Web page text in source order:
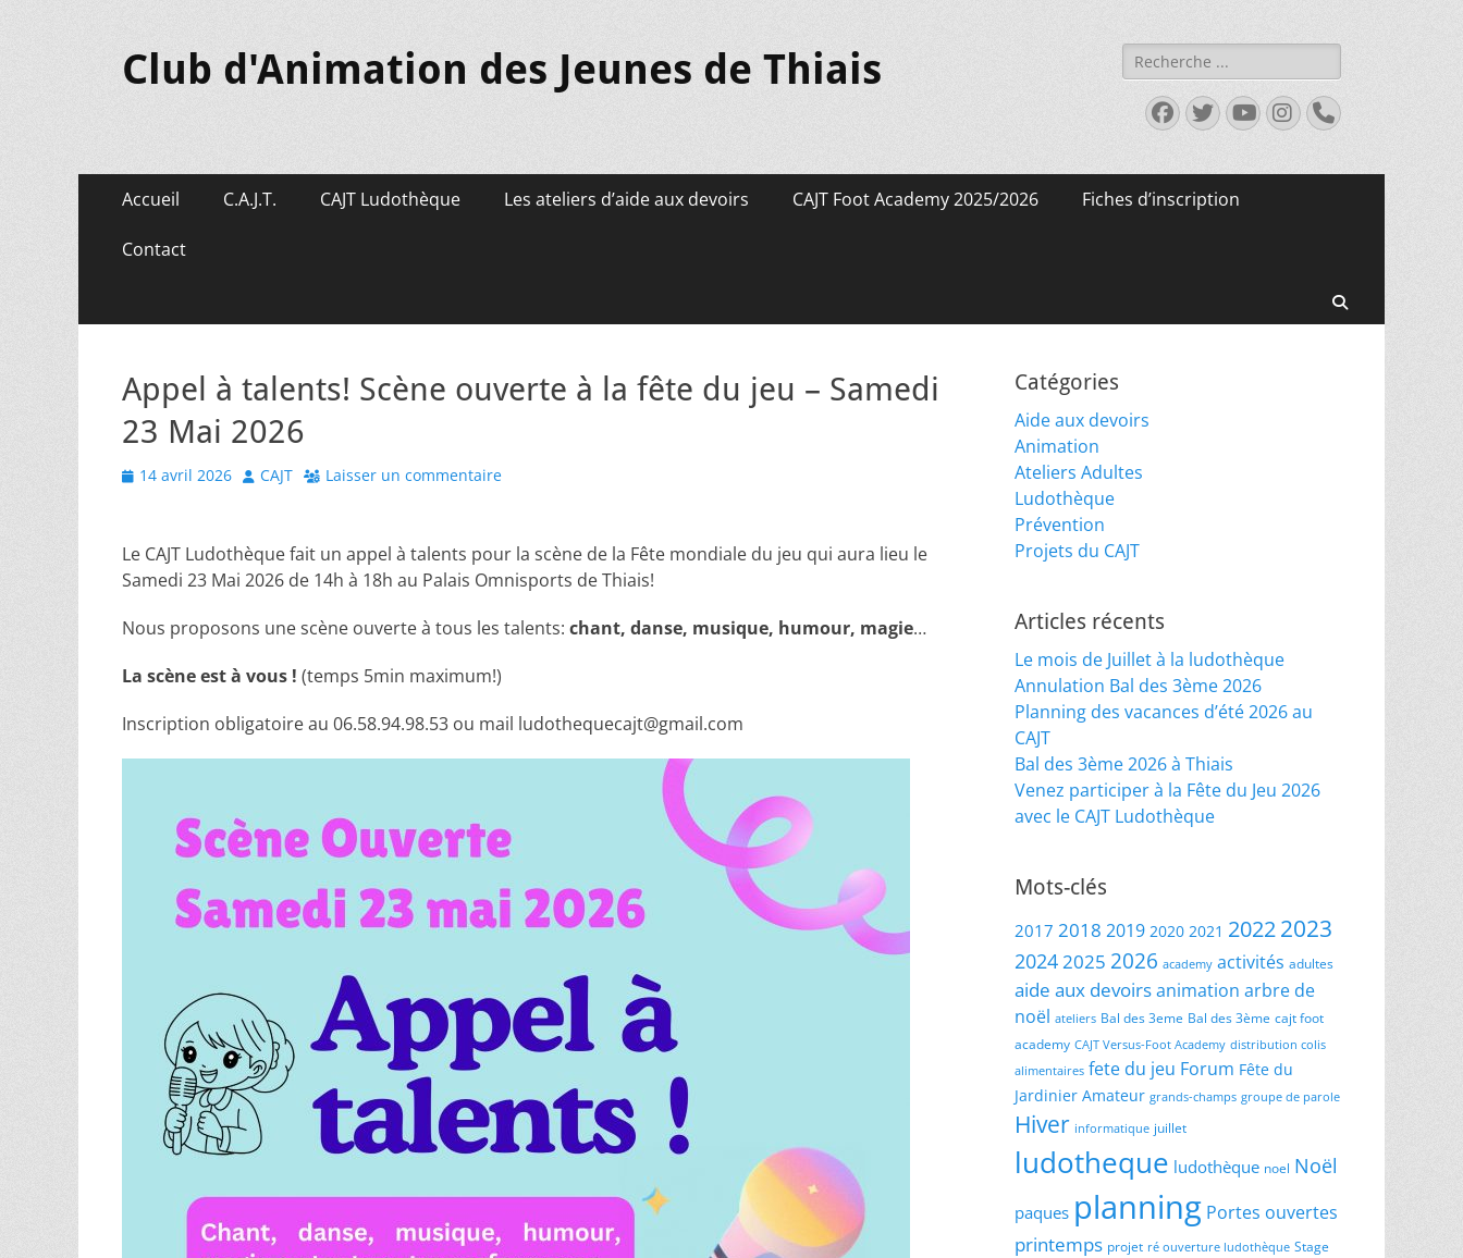
Club d'Animation des Jeunes de Thiais Rechercher :
Facebook
Twitter
YouTube
Instagram
Tél
Menu
contenu
Accueil C.A.J.T. CAJT Ludothèque Les ateliers d’aide aux devoirs CAJT Foot Academy 2025/2026 Fiches d’inscription
Contact
Appel à talents! Scène ouverte à la fête du jeu – Samedi
23 Mai 2026
Posted
14 avril 2026 Author
CAJT Laisser un commentaire
Le CAJT Ludothèque fait un appel à talents pour la scène de la Fête mondiale du jeu qui aura lieu le
Samedi 23 Mai 2026 de 14h à 18h au Palais Omnisports de Thiais!
Nous proposons une scène ouverte à tous les talents: chant, danse, musique, humour, magie…
La scène est à vous ! (temps 5min maximum!)
Inscription obligatoire au 06.58.94.98.53 ou mail ludothequecajt@gmail.com
Catégories
Aide aux devoirs
Animation
Ateliers Adultes
Ludothèque
Prévention
Projets du CAJT
Articles récents
Le mois de Juillet à la ludothèque
Annulation Bal des 3ème 2026
Planning des vacances d’été 2026 au
CAJT
Bal des 3ème 2026 à Thiais
Venez participer à la Fête du Jeu 2026
avec le CAJT Ludothèque
Mots-clés
2017 2018 2019 2020 2021 20222023
20242025 2026 academy activités adultes
aide aux devoirsanimation arbre de
noël ateliers Bal des 3eme Bal des 3ème cajt foot
academy CAJT Versus-Foot Academy distribution colis
alimentaires fete du jeu Forum Fête du
Jardinier Amateur grands-champs groupe de parole
Hiver informatique juillet
ludotheque ludothèque noel Noël
paques planning Portes ouvertes
printemps projet ré ouverture ludothèque Stage